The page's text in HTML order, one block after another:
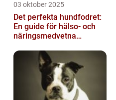
03 oktober 2025
Det perfekta hundfodret:
En guide för hälso- och
näringsmedvetna